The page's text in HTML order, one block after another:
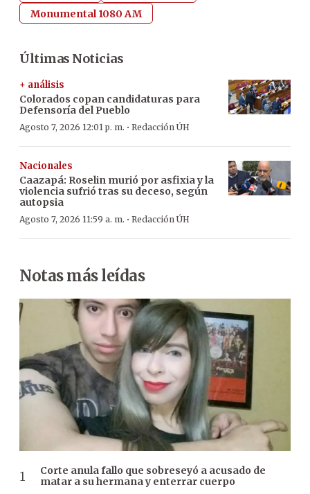
Monumental 1080 AM
Últimas Noticias
+ análisis
Colorados copan candidaturas para
Defensoría del Pueblo
Agosto 7, 2026 12:01 p. m. · Redacción ÚH
Nacionales
Caazapá: Roselin murió por asfixia y la
violencia sufrió tras su deceso, según
autopsia
Agosto 7, 2026 11:59 a. m. · Redacción ÚH
Notas más leídas
Corte anula fallo que sobreseyó a acusado de
matar a su hermana y enterrar cuerpo